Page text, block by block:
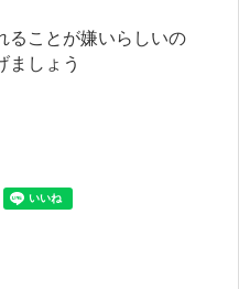
ことが嫌いらしいの
ましょう